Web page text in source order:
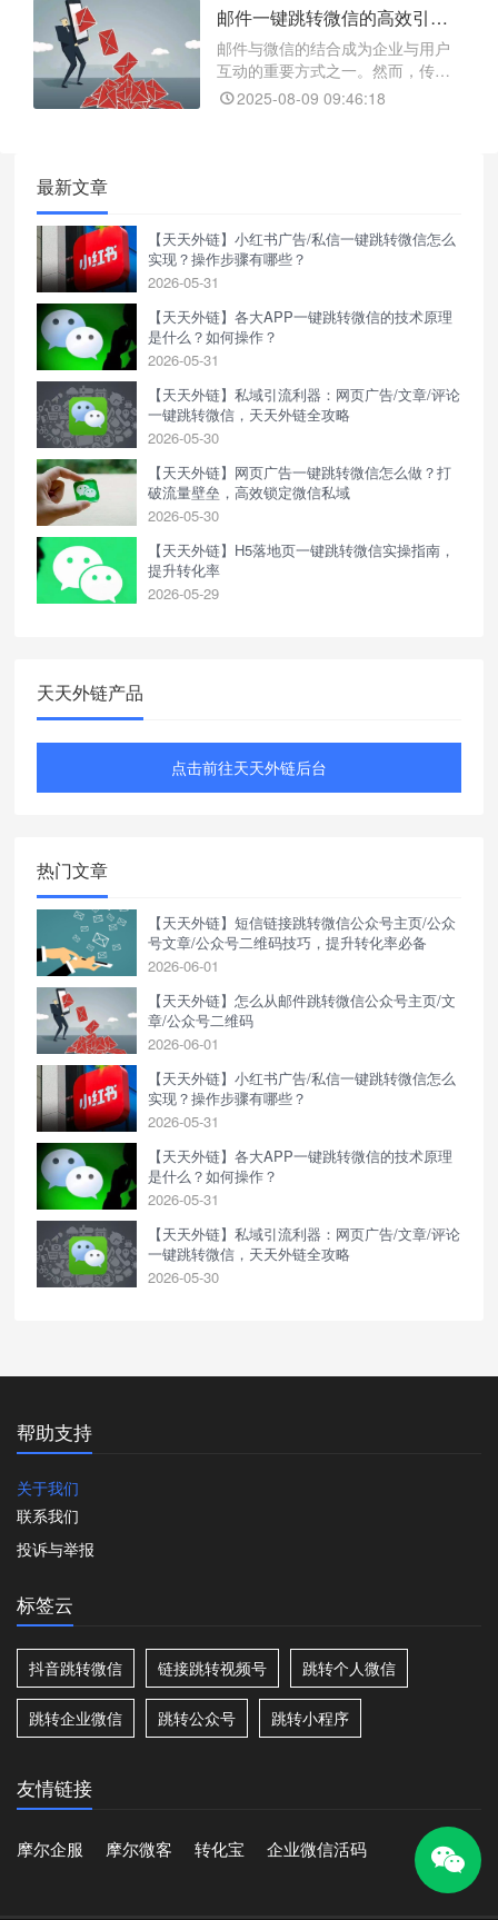
效便捷的工具——天天外链，实现
从邮件、短信、网页等地方一键跳
转至微信生态内的指定页面。它不
仅能生成跳转链接，更强大的是具
邮件一键跳转微信的高效引流方式是什么？
邮件与微信的结合成为企业与用户
互动的重要方式之一。然而，传统
邮件跳转微信的方式存在诸多问
2025-08-09 09:46:18
最新文章
【天天外链】小红书广告/私信一键跳转微信怎么
实现？操作步骤有哪些？
2026-05-31
【天天外链】各大APP一键跳转微信的技术原理
是什么？如何操作？
2026-05-31
【天天外链】私域引流利器：网页广告/文章/评论
一键跳转微信，天天外链全攻略
2026-05-30
【天天外链】网页广告一键跳转微信怎么做？打
破流量壁垒，高效锁定微信私域
2026-05-30
【天天外链】H5落地页一键跳转微信实操指南，
提升转化率
2026-05-29
天天外链产品
点击前往天天外链后台
热门文章
【天天外链】短信链接跳转微信公众号主页/公众
号文章/公众号二维码技巧，提升转化率必备
2026-06-01
【天天外链】怎么从邮件跳转微信公众号主页/文
章/公众号二维码
2026-06-01
【天天外链】小红书广告/私信一键跳转微信怎么
实现？操作步骤有哪些？
2026-05-31
【天天外链】各大APP一键跳转微信的技术原理
是什么？如何操作？
2026-05-31
【天天外链】私域引流利器：网页广告/文章/评论
一键跳转微信，天天外链全攻略
2026-05-30
帮助支持
关于我们
联系我们
投诉与举报
标签云
抖音跳转微信 链接跳转视频号 跳转个人微信
跳转企业微信 跳转公众号 跳转小程序
友情链接
摩尔企服 摩尔微客 转化宝 企业微信活码